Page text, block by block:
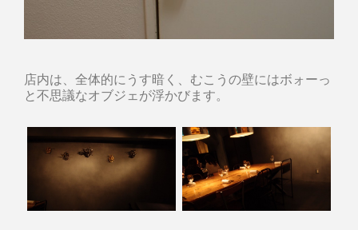
店内は、全体的にうす暗く、むこうの壁にはボォーっ
と不思議なオブジェが浮かびます。